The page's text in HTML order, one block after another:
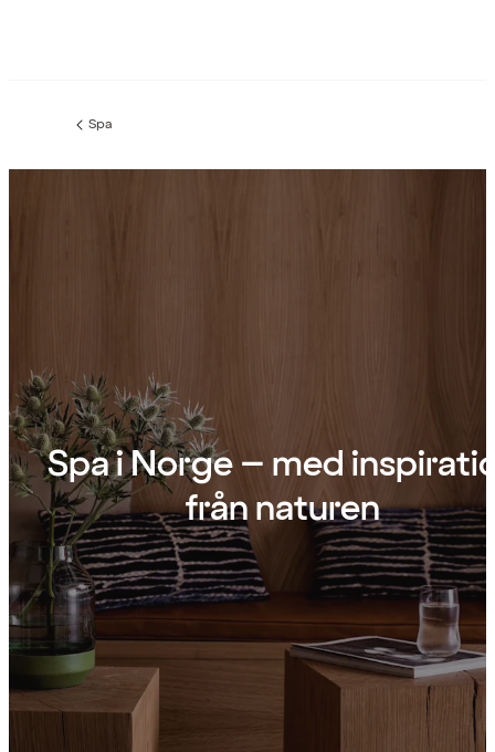
Föregående
Spa
Spa i Norge – med
från naturen